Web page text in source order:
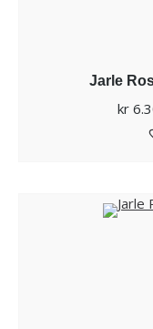
Jarle
kr